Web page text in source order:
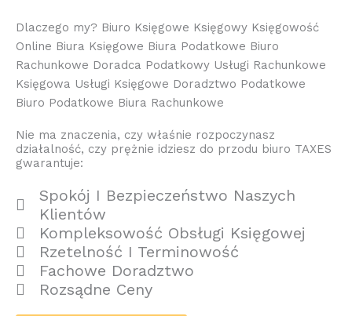
Dlaczego my? Biuro Księgowe Księgowy Księgowość
Online Biura Księgowe Biura Podatkowe Biuro
Rachunkowe Doradca Podatkowy Usługi Rachunkowe
Księgowa Usługi Księgowe Doradztwo Podatkowe
Biuro Podatkowe Biura Rachunkowe
Nie ma znaczenia, czy właśnie rozpoczynasz
działalność, czy prężnie idziesz do przodu biuro TAXES
gwarantuje:
Spokój I Bezpieczeństwo Naszych
Klientów
Kompleksowość Obsługi Księgowej
Rzetelność I Terminowość
Fachowe Doradztwo
Rozsądne Ceny